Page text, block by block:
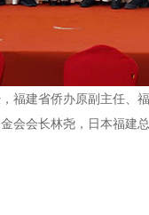
福建省侨办原副主任、
会长林尧，日本福建